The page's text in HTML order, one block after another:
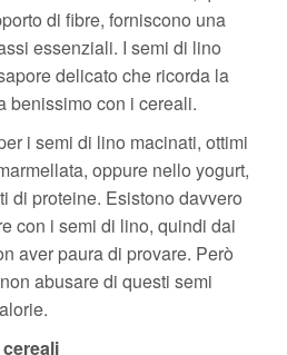
di fibre, forniscono una
essenziali. I semi di lino
delicato che ricorda la
benissimo con i cereali.
i semi di lino macinati, ottimi
oppure nello yogurt,
di proteine. Esistono davvero
con i semi di lino, quindi dai
aver paura di provare. Però
abusare di questi semi